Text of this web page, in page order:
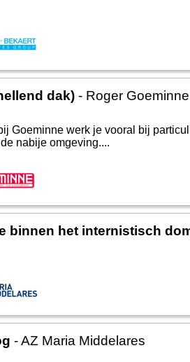
dak) - Roger Goeminne
Goeminne werk je vooral bij
nabije omgeving....
binnen het internistisch
- AZ Maria Middelares